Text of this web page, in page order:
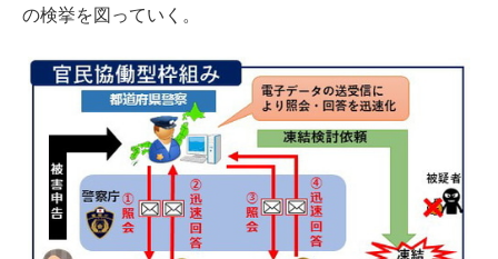
の検挙を図っていく。